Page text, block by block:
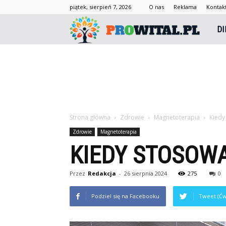
piątek, sierpień 7, 2026 O nas Reklama
Strona główna Zdrowie Magnetoterapia
Zdrowie Magnetoterapia
KIEDY
Przez Redakcja - 26 sierpnia 2024 275 0
Podziel się na Facebooku Tweet